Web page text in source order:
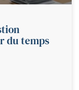
du temps